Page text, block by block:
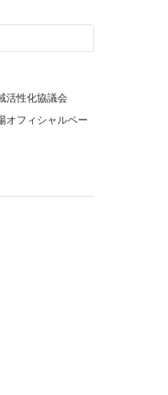
活性化協議会
オフィシャルペー